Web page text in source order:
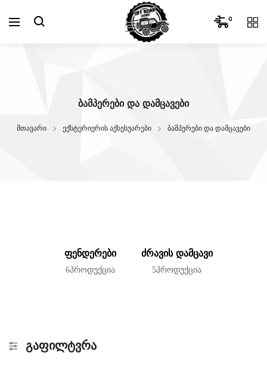
0
ᲑᲐᲛᲞᲔᲠᲔᲑᲘ ᲓᲐ ᲓᲐᲛᲪᲐᲕᲔᲑᲘ
მთავარი ექსტერიერის აქსესუარები ბამპერები და დამცავები
ფენდერები
6პროდუქცია
ძრავის დამცავი
5პროდუქცია
ᲒᲐᲤᲘᲚᲢᲕᲠᲐ